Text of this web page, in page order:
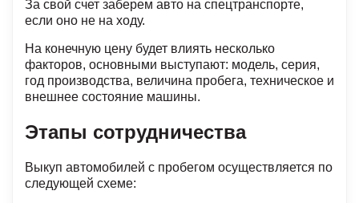
За свой счет заберем авто на спецтранспорте,
если оно не на ходу.
На конечную цену будет влиять несколько
факторов, основными выступают: модель, серия,
год производства, величина пробега, техническое и
внешнее состояние машины.
Этапы сотрудничества
Выкуп автомобилей с пробегом осуществляется по
следующей схеме: